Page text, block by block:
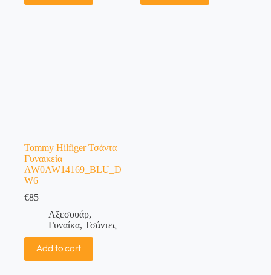
Tommy Hilfiger Τσάντα
Γυναικεία
AW0AW14169_BLU_D
W6
€85
Αξεσουάρ,
Γυναίκα, Τσάντες
Add to cart